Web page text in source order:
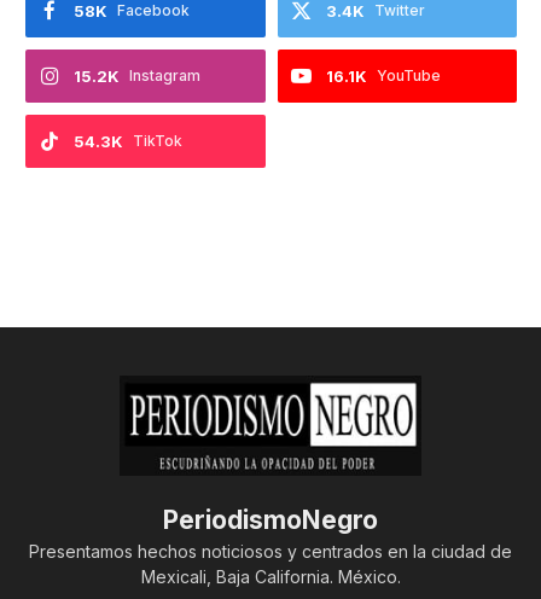
Facebook
58K Twitter
3.4K
Instagram
15.2K YouTube
16.1K
TikTok
54.3K
PeriodismoNegro
Presentamos hechos noticiosos y centrados en la ciudad de
Mexicali, Baja California. México.